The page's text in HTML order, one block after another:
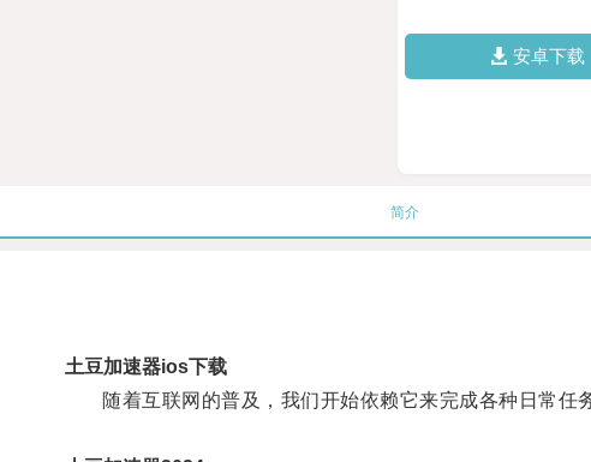
安卓下载
简介
土豆加速器ios下载
随着互联网的普及，我们开始依赖它来完成各种日常任